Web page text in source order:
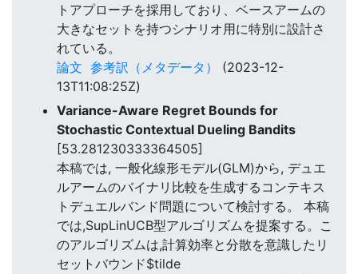
トアプローチを採用しており、ベースアームの
大きなセットを持つシナリオ用に特別に設計さ
れている。
論文 参考訳（メタデータ）
(2023-12-
13T11:08:25Z)
Variance-Aware Regret Bounds for
Stochastic Contextual Dueling Bandits
[53.281230333364505]
本稿では, 一般化線形モデル(GLM)から, デュエ
ルアームのバイナリ比較を生成するコンテキス
トデュエルバンド問題について検討する。 本稿
では,SupLinUCB型アルゴリズムを提案する。こ
のアルゴリズムは,計算効率と分散を意識したリ
セットバウンド$tilde